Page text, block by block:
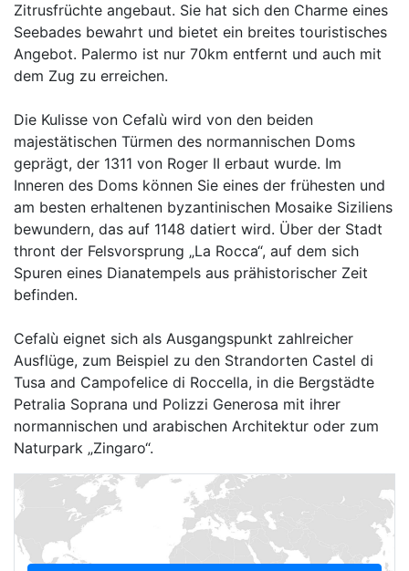
Zitrusfrüchte angebaut. Sie hat sich den Charme eines
Seebades bewahrt und bietet ein breites touristisches
Angebot. Palermo ist nur 70km entfernt und auch mit
dem Zug zu erreichen.
Die Kulisse von Cefalù wird von den beiden
majestätischen Türmen des normannischen Doms
geprägt, der 1311 von Roger II erbaut wurde. Im
Inneren des Doms können Sie eines der frühesten und
am besten erhaltenen byzantinischen Mosaike Siziliens
bewundern, das auf 1148 datiert wird. Über der Stadt
thront der Felsvorsprung „La Rocca“, auf dem sich
Spuren eines Dianatempels aus prähistorischer Zeit
befinden.
Cefalù eignet sich als Ausgangspunkt zahlreicher
Ausflüge, zum Beispiel zu den Strandorten Castel di
Tusa and Campofelice di Roccella, in die Bergstädte
Petralia Soprana und Polizzi Generosa mit ihrer
normannischen und arabischen Architektur oder zum
Naturpark „Zingaro“.